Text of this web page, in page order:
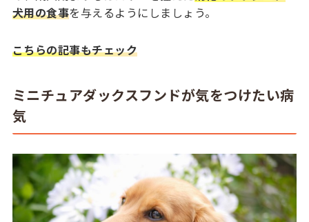
犬用の食事を与えるようにしましょう。
こちらの記事もチェック
ミニチュアダックスフンドが気をつけたい病
気